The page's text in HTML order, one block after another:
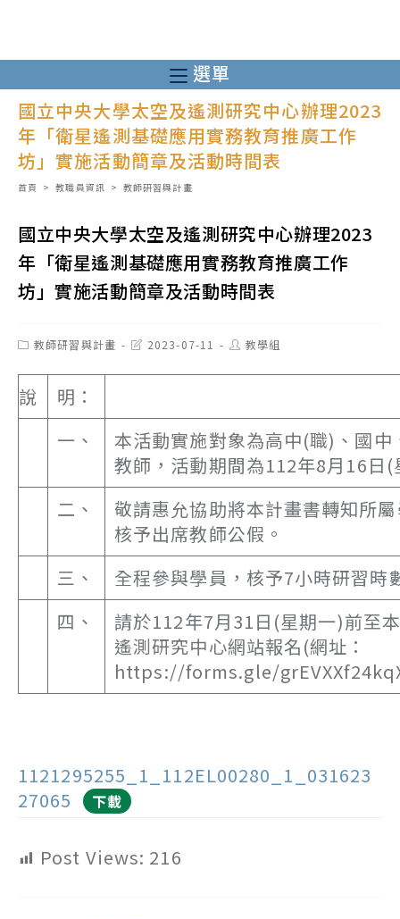
至
主
內
容
選單
國立中央大學太空及遙測研究中心辦理2023
年「衛星遙測基礎應用實務教育推廣工作
坊」實施活動簡章及活動時間表
首頁 > 教職員資訊 > 教師研習與計畫
國立中央大學太空及遙測研究中心辦理2023
年「衛星遙測基礎應用實務教育推廣工作
坊」實施活動簡章及活動時間表
Post教師研習與計畫
Post2023-07-11
Post教學組
說
明：
一、
本活動實施對象為高中(職)、國中
教師，活動期間為112年8月16日
二、
敬請惠允協助將本計畫書轉知所
核予出席教師公假。
三、
全程參與學員，核予7小時研習時
四、
請於112年7月31日(星期一)前至
遙測研究中心網站報名(網址：
https://forms.gle/
1121295255_1_112EL00280_1_031623
27065
下載
Post Views: 216